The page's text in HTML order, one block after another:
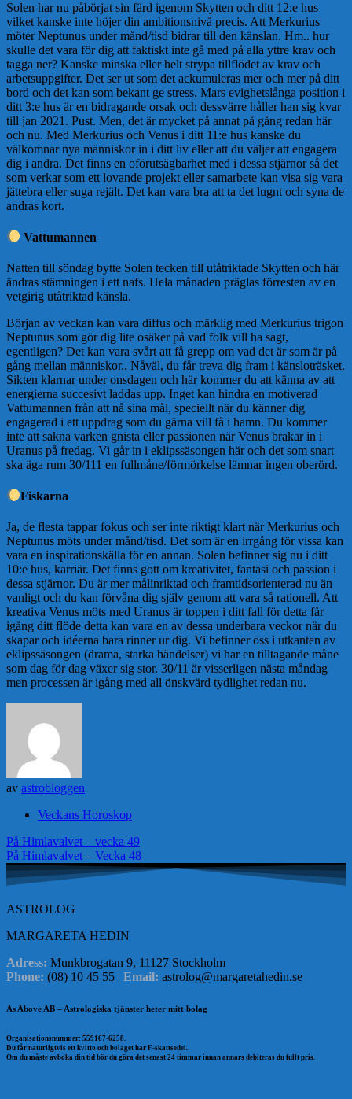
Solen har nu påbörjat sin färd igenom Skytten och ditt 12:e hus
vilket kanske inte höjer din ambitionsnivå precis. Att Merkurius
möter Neptunus under månd/tisd bidrar till den känslan. Hm.. hur
skulle det vara för dig att faktiskt inte gå med på alla yttre krav och
tagga ner? Kanske minska eller helt strypa tillflödet av krav och
arbetsuppgifter. Det ser ut som det ackumuleras mer och mer på ditt
bord och det kan som bekant ge stress. Mars evighetslånga position i
ditt 3:e hus är en bidragande orsak och dessvärre håller han sig kvar
till jan 2021. Pust. Men, det är mycket på annat på gång redan här
och nu. Med Merkurius och Venus i ditt 11:e hus kanske du
välkomnar nya människor in i ditt liv eller att du väljer att engagera
dig i andra. Det finns en oförutsägbarhet med i dessa stjärnor så det
som verkar som ett lovande projekt eller samarbete kan visa sig vara
jättebra eller suga rejält. Det kan vara bra att ta det lugnt och syna de
andras kort.
Vattumannen
Natten till söndag bytte Solen tecken till utåtriktade Skytten och här
ändras stämningen i ett nafs. Hela månaden präglas förresten av en
vetgirig utåtriktad känsla.
Början av veckan kan vara diffus och märklig med Merkurius trigon
Neptunus som gör dig lite osäker på vad folk vill ha sagt,
egentligen? Det kan vara svårt att få grepp om vad det är som är på
gång mellan människor.. Nåväl, du får treva dig fram i känsloträsket.
Sikten klarnar under onsdagen och här kommer du att känna av att
energierna succesivt laddas upp. Inget kan hindra en motiverad
Vattumannen från att nå sina mål, speciellt när du känner dig
engagerad i ett uppdrag som du gärna vill få i hamn. Du kommer
inte att sakna varken gnista eller passionen när Venus brakar in i
Uranus på fredag. Vi går in i eklipssäsongen här och det som snart
ska äga rum 30/111 en fullmåne/förmörkelse lämnar ingen oberörd.
Fiskarna
Ja, de flesta tappar fokus och ser inte riktigt klart när Merkurius och
Neptunus möts under månd/tisd. Det som är en irrgång för vissa kan
vara en inspirationskälla för en annan. Solen befinner sig nu i ditt
10:e hus, karriär. Det finns gott om kreativitet, fantasi och passion i
dessa stjärnor. Du är mer målinriktad och framtidsorienterad nu än
vanligt och du kan förvåna dig själv genom att vara så rationell. Att
kreativa Venus möts med Uranus är toppen i ditt fall för detta får
igång ditt flöde detta kan vara en av dessa underbara veckor när du
skapar och idéerna bara rinner ur dig. Vi befinner oss i utkanten av
eklipssäsongen (drama, starka händelser) vi har en tilltagande måne
som dag för dag växer sig stor. 30/11 är visserligen nästa måndag
men processen är igång med all önskvärd tydlighet redan nu.
av astrobloggen
Veckans Horoskop
Inläggsnavigering
På Himlavalvet – vecka 49
På Himlavalvet – Vecka 48
ASTROLOG
MARGARETA HEDIN
Adress: Munkbrogatan 9, 11127 Stockholm
Phone: (08) 10 45 55 | Email: astrolog@margaretahedin.se
As Above AB – Astrologiska tjänster heter mitt bolag
Organisationsnummer: 559167-6258.
Du får naturligtvis ett kvitto och bolaget har F-skattsedel.
Om du måste avboka din tid bör du göra det senast 24 timmar innan annars debiteras du fullt pris.